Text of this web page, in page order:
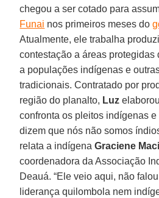
chegou a ser cotado para
Funai nos primeiros meses do
Atualmente, ele trabalha
contestação a áreas
a populações indígenas e
tradicionais. Contratado por
região do planalto, Luz
confronta os pleitos indígenas
dizem que nós não somos
relata a indígenaGraciene
coordenadora da Associação
Deauá. “Ele veio aqui, não
liderança quilombola nem